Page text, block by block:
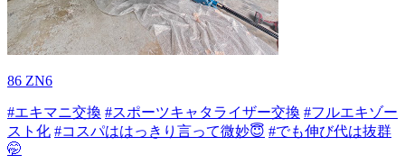
86 ZN6
#エキマニ交換 #スポーツキャタライザー交換 #フルエキゾー
スト化 #コスパははっきり言って微妙😇 #でも伸び代は抜群
🤭